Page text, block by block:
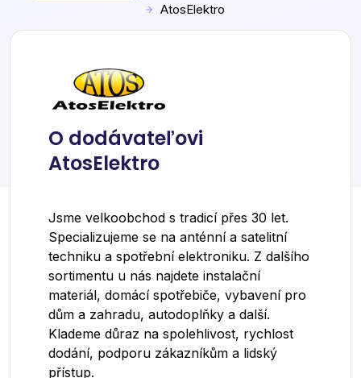
AtosElektro
O dodávateľovi
AtosElektro
Jsme velkoobchod s tradicí přes 30 let.
Specializujeme se na anténní a satelitní
techniku a spotřební elektroniku. Z dalšího
sortimentu u nás najdete instalační
materiál, domácí spotřebiče, vybavení pro
dům a zahradu, autodoplňky a další.
Klademe důraz na spolehlivost, rychlost
dodání, podporu zákazníkům a lidský
přístup.